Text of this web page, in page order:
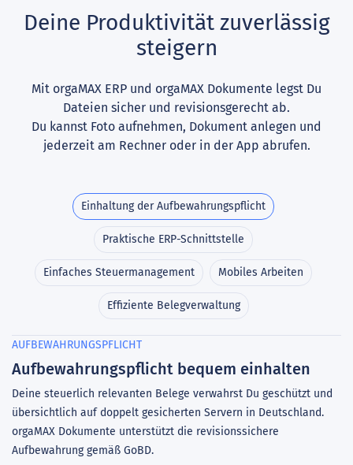
Deine Produktivität zuverlässig
steigern
Mit orgaMAX ERP und orgaMAX Dokumente legst Du
Dateien sicher und revisionsgerecht ab.
Du kannst Foto aufnehmen, Dokument anlegen und
jederzeit am Rechner oder in der App abrufen.
Einhaltung der Aufbewahrungspflicht
Praktische ERP-Schnittstelle
Einfaches Steuermanagement Mobiles Arbeiten
Effiziente Belegverwaltung
AUFBEWAHRUNGSPFLICHT
Aufbewahrungspflicht bequem einhalten
Deine steuerlich relevanten Belege verwahrst Du geschützt und
übersichtlich auf doppelt gesicherten Servern in Deutschland.
orgaMAX Dokumente unterstützt die revisionssichere
Aufbewahrung gemäß GoBD.